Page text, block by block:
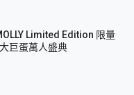
Limited Edition 限量
巨蛋萬人盛典